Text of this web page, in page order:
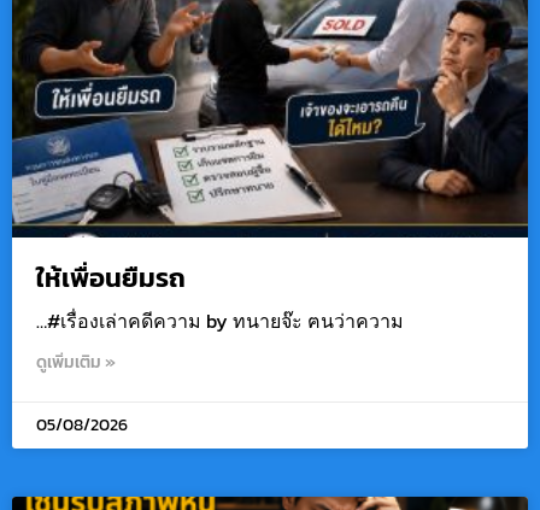
ให้เพื่อนยืมรถ
…#เรื่องเล่าคดีความ by ทนายจ๊ะ ฅนว่าความ
ดูเพิ่มเติม »
05/08/2026